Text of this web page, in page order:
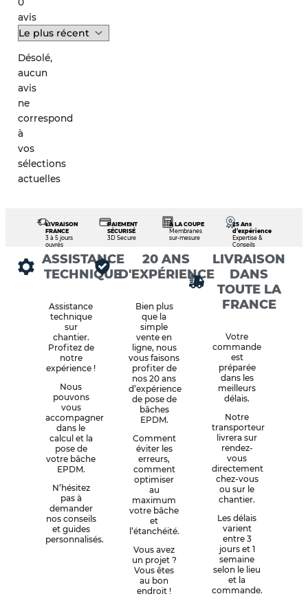
avis
Désolé,
aucun
avis
ne
correspond
à
vos
sélections
actuelles
LIVRAISON
FRANCE
3 à 5 jours
ouvrés
PAIEMENT
SÉCURISÉ
3D Secure
À LA COUPE
Membranes
sur-mesure
25 Ans
d’expérience
Expertise &
Conseils
ASSISTANCE
TECHNIQUE
Assistance
technique
sur
chantier.
Profitez de
notre
expérience !
Nous
pouvons
vous
accompagner
dans le
calcul et la
pose de
votre bâche
EPDM.
N’hésitez
pas à
demander
nos conseils
et guides
personnalisés.
20 ANS
D'EXPÉRIENCE
Bien plus
que la
simple
vente en
ligne, nous
vous faisons
profiter de
nos 20 ans
d’expérience
de pose de
bâches
EPDM.
Comment
éviter les
erreurs,
comment
optimiser
au
maximum
votre bâche
et
l’étanchéité.
Vous avez
un projet ?
Vous êtes
au bon
endroit !
LIVRAISON
DANS
TOUTE LA
FRANCE
Votre
commande
est
préparée
dans les
meilleurs
délais.
Notre
transporteur
livrera sur
rendez-
vous
directement
chez-vous
ou sur le
chantier.
Les délais
varient
entre 3
jours et 1
semaine
selon le lieu
et la
commande.